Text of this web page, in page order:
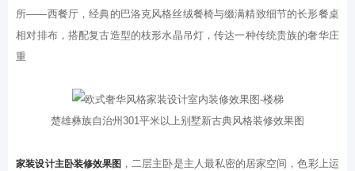
所——西餐厅，经典的巴洛克风格丝绒餐椅与缀满精致细节的长形餐桌
相对排布，搭配复古造型的枝形水晶吊灯，传达一种传统贵族的奢华庄
重
楚雄彝族自治州301平米以上别墅新古典风格装修效果图
家装设计主卧装修效果图 ，二层主卧是主人最私密的居家空间，色彩上运